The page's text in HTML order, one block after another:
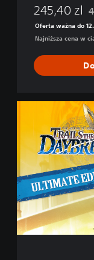
245,40 zl
Oferta ważna do
Najniższa cena w
a
t
E
d
i
t